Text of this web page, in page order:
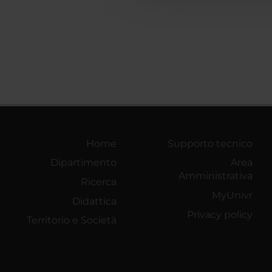
Home
Dipartimento
Ricerca
Didattica
Territorio e Società
Supporto tecnico
Area
Amministrativa
MyUnivr
Privacy policy